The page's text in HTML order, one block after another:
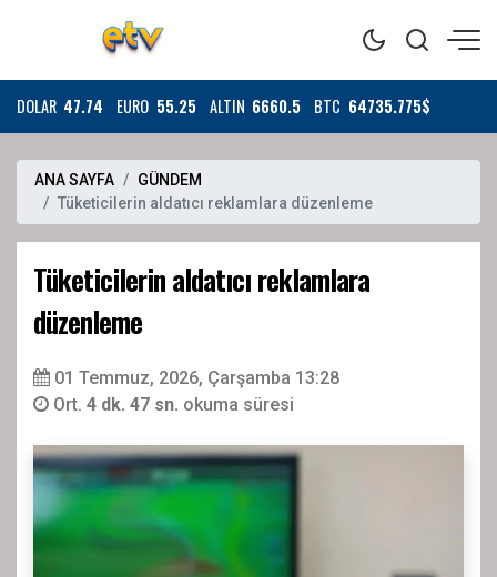
DOLAR 47.74 EURO 55.25 ALTIN 6660.5 BTC 64735.775$
ANA SAYFA
GÜNDEM
Tüketicilerin aldatıcı reklamlara düzenleme
Tüketicilerin aldatıcı reklamlara
düzenleme
01 Temmuz, 2026, Çarşamba 13:28
Ort. 4 dk. 47 sn. okuma süresi